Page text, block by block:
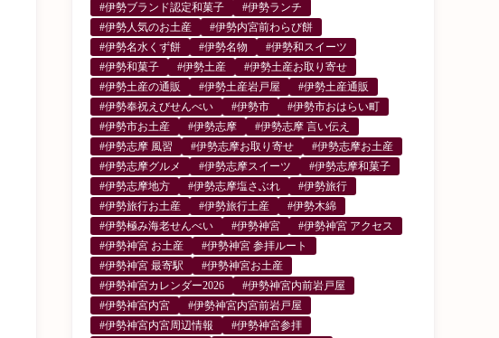
#伊勢ブランド認定和菓子
#伊勢ランチ
#伊勢人気のお土産
#伊勢内宮前わらび餅
#伊勢名水くず餅
#伊勢名物
#伊勢和スイーツ
#伊勢和菓子
#伊勢土産
#伊勢土産お取り寄せ
#伊勢土産の通販
#伊勢土産岩戸屋
#伊勢土産通販
#伊勢奉祝えびせんべい
#伊勢市
#伊勢市おはらい町
#伊勢市お土産
#伊勢志摩
#伊勢志摩 言い伝え
#伊勢志摩 風習
#伊勢志摩お取り寄せ
#伊勢志摩お土産
#伊勢志摩グルメ
#伊勢志摩スイーツ
#伊勢志摩和菓子
#伊勢志摩地方
#伊勢志摩塩さぶれ
#伊勢旅行
#伊勢旅行お土産
#伊勢旅行土産
#伊勢木綿
#伊勢極み海老せんべい
#伊勢神宮
#伊勢神宮 アクセス
#伊勢神宮 お土産
#伊勢神宮 参拝ルート
#伊勢神宮 最寄駅
#伊勢神宮お土産
#伊勢神宮カレンダー2026
#伊勢神宮内前岩戸屋
#伊勢神宮内宮
#伊勢神宮内宮前岩戸屋
#伊勢神宮内宮周辺情報
#伊勢神宮参拝